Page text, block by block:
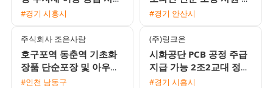
모집 주급 지급 가능
#경기 시흥시
집 초보환영 주간고정 일
#경기 안산시
주식회사 조은사람
호구포역 동춘역 기초화
장품 단순포장 및 아우터
업무 초보자 환영 무료 셔
#인천 남동구
(주)링크온
시화공단 PCB 공정 주급
지급 가능 2조2교대 정규
직 전환 채용
#경기 시흥시